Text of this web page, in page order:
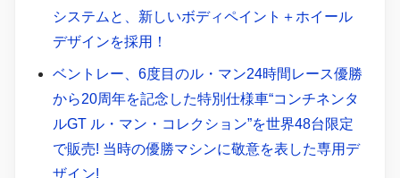
システムと、新しいボディペイント＋ホイール
デザインを採用！
ベントレー、6度目のル・マン24時間レース優勝
から20周年を記念した特別仕様車“コンチネンタ
ルGT ル・マン・コレクション”を世界48台限定
で販売! 当時の優勝マシンに敬意を表した専用デ
ザイン!